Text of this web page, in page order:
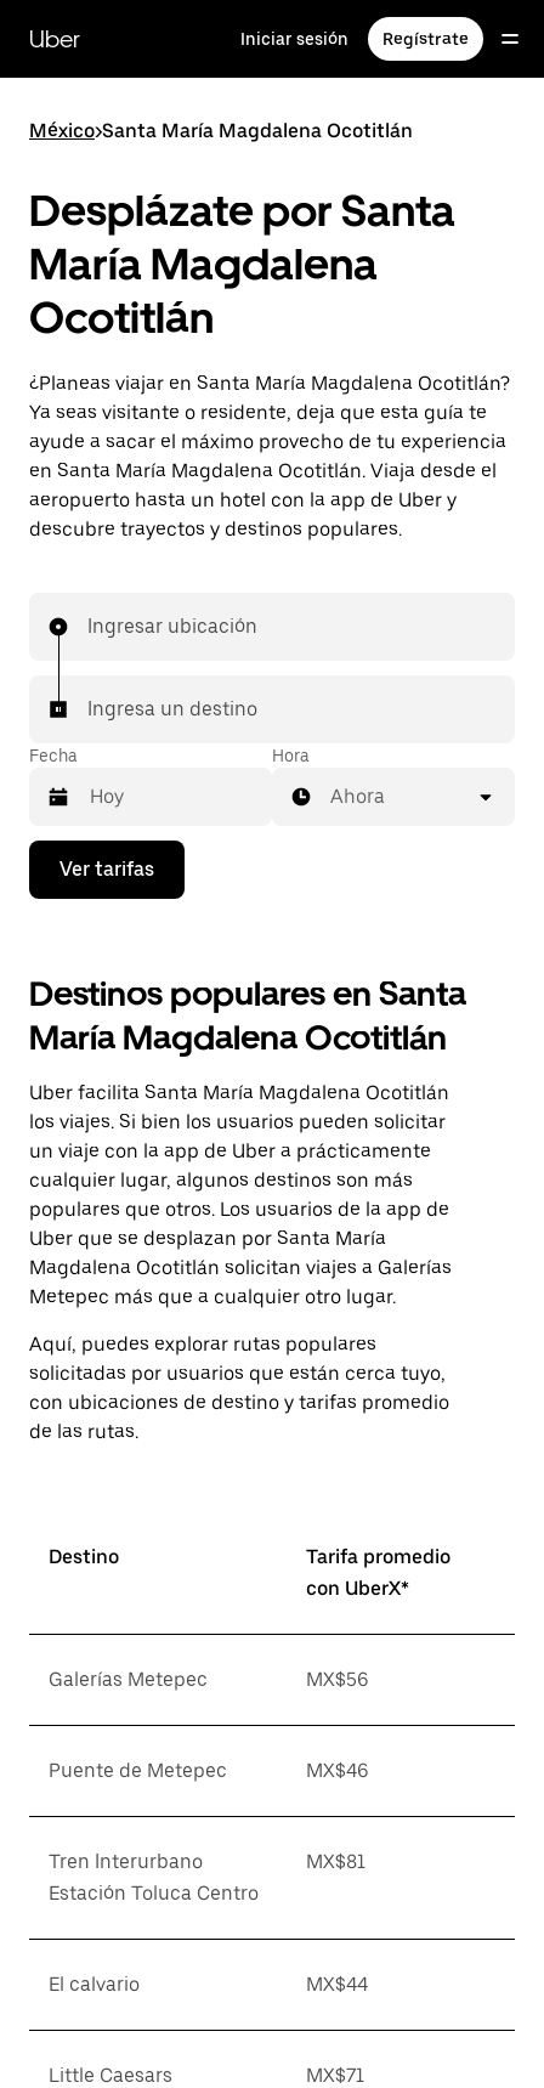
contenido
principal
Uber Iniciar sesión Regístrate
México>Santa María Magdalena Ocotitlán
Desplázate por Santa
María Magdalena
Ocotitlán
¿Planeas viajar en Santa María Magdalena Ocotitlán?
Ya seas visitante o residente, deja que esta guía te
ayude a sacar el máximo provecho de tu experiencia
en Santa María Magdalena Ocotitlán. Viaja desde el
aeropuerto hasta un hotel con la app de Uber y
descubre trayectos y destinos populares.
Ingresar ubicación
Ingresa un destino
Fecha
Presiona
flecha
interactuar
con
el
calendario
selecciona
una
fecha.
Presiona
la
tecla Esc
para
cerrar
el
calendario.
Hora
Ahora
Ver tarifas
Destinos populares en Santa
María Magdalena Ocotitlán
Uber facilita Santa María Magdalena Ocotitlán
los viajes. Si bien los usuarios pueden solicitar
un viaje con la app de Uber a prácticamente
cualquier lugar, algunos destinos son más
populares que otros. Los usuarios de la app de
Uber que se desplazan por Santa María
Magdalena Ocotitlán solicitan viajes a Galerías
Metepec más que a cualquier otro lugar.
Aquí, puedes explorar rutas populares
solicitadas por usuarios que están cerca tuyo,
con ubicaciones de destino y tarifas promedio
de las rutas.
Destino
Tarifa promedio
con UberX*
Galerías Metepec MX$56
Puente de Metepec MX$46
Tren Interurbano
Estación Toluca Centro
MX$81
El calvario MX$44
Little Caesars MX$71